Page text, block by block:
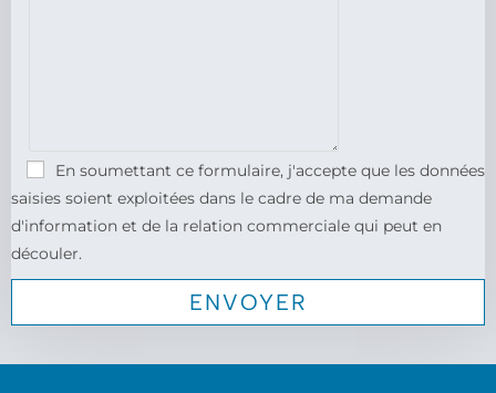
En soumettant ce formulaire, j'accepte que les données
saisies soient exploitées dans le cadre de ma demande
d'information et de la relation commerciale qui peut en
découler.